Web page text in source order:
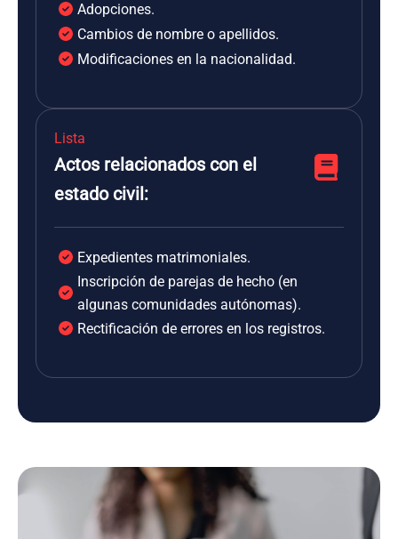
Adopciones.
Cambios de nombre o apellidos.
Modificaciones en la nacionalidad.
Lista
Actos relacionados con el
estado civil:
Expedientes matrimoniales.
Inscripción de parejas de hecho (en
algunas comunidades autónomas).
Rectificación de errores en los registros.